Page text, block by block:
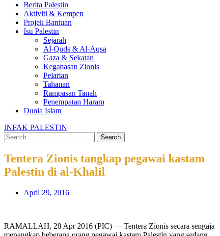
Berita Palestin
Aktiviti & Kempen
Projek Bantuan
Isu Palestin
Sejarah
Al-Quds & Al-Aqsa
Gaza & Sekatan
Keganasan Zionis
Pelarian
Tahanan
Rampasan Tanah
Penempatan Haram
Dunia Islam
INFAK PALESTIN
Search
Tentera Zionis tangkap pegawai kastam
Palestin di al-Khalil
April 29, 2016
RAMALLAH, 28 Apr 2016 (PIC) — Tentera Zionis secara sengaja